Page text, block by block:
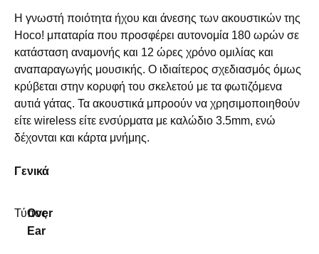
Η γνωστή ποιότητα ήχου και άνεσης των ακουστικών της
Hoco! μπαταρία που προσφέρει αυτονομία 180 ωρών σε
κατάσταση αναμονής και 12 ώρες χρόνο ομιλίας και
αναπαραγωγής μουσικής. Ο ιδιαίτερος σχεδιασμός όμως
κρύβεται στην κορυφή του σκελετού με τα φωτιζόμενα
αυτιά γάτας. Τα ακουστικά μπροούν να χρησιμοποιηθούν
είτε wireless είτε ενσύρματα με καλώδιο 3.5mm, ενώ
δέχονται και κάρτα μνήμης.
Γενικά
Τύπος
Over
Ear